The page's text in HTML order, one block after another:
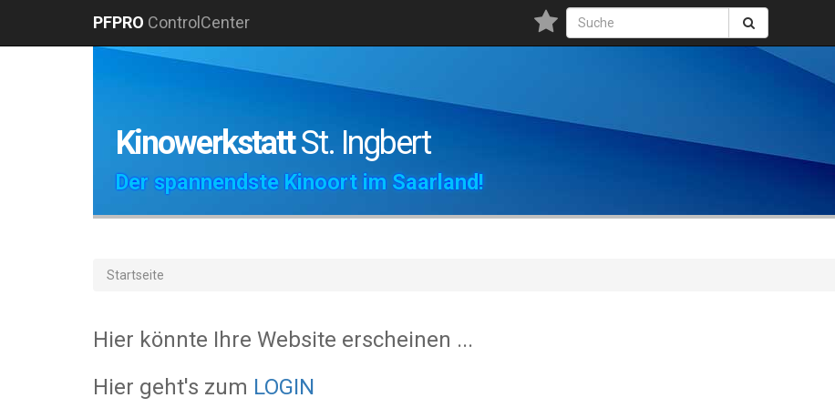
PFPRO ControlCenter
KinowerkstattSt. Ingbert
Der spannendste Kinoort im Saarland!
Startseite
Hier könnte Ihre Website erscheinen ...
Hier geht's zum LOGIN